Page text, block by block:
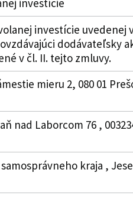
investície
investície uvedenej
dodávateľsky
v čl. II. tejto zmluvy.
mieru 2, 080 01
nad Laborcom 76 ,
kraja ,